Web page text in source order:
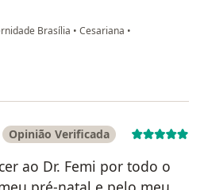
Brasília • Cesariana •
Opinião Verificada
ao Dr. Femi por todo o